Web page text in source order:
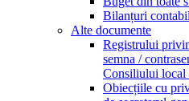
Bilanțuri
Alte documente
Registrului
semna /
Consiliului local
Obiecțiile cu